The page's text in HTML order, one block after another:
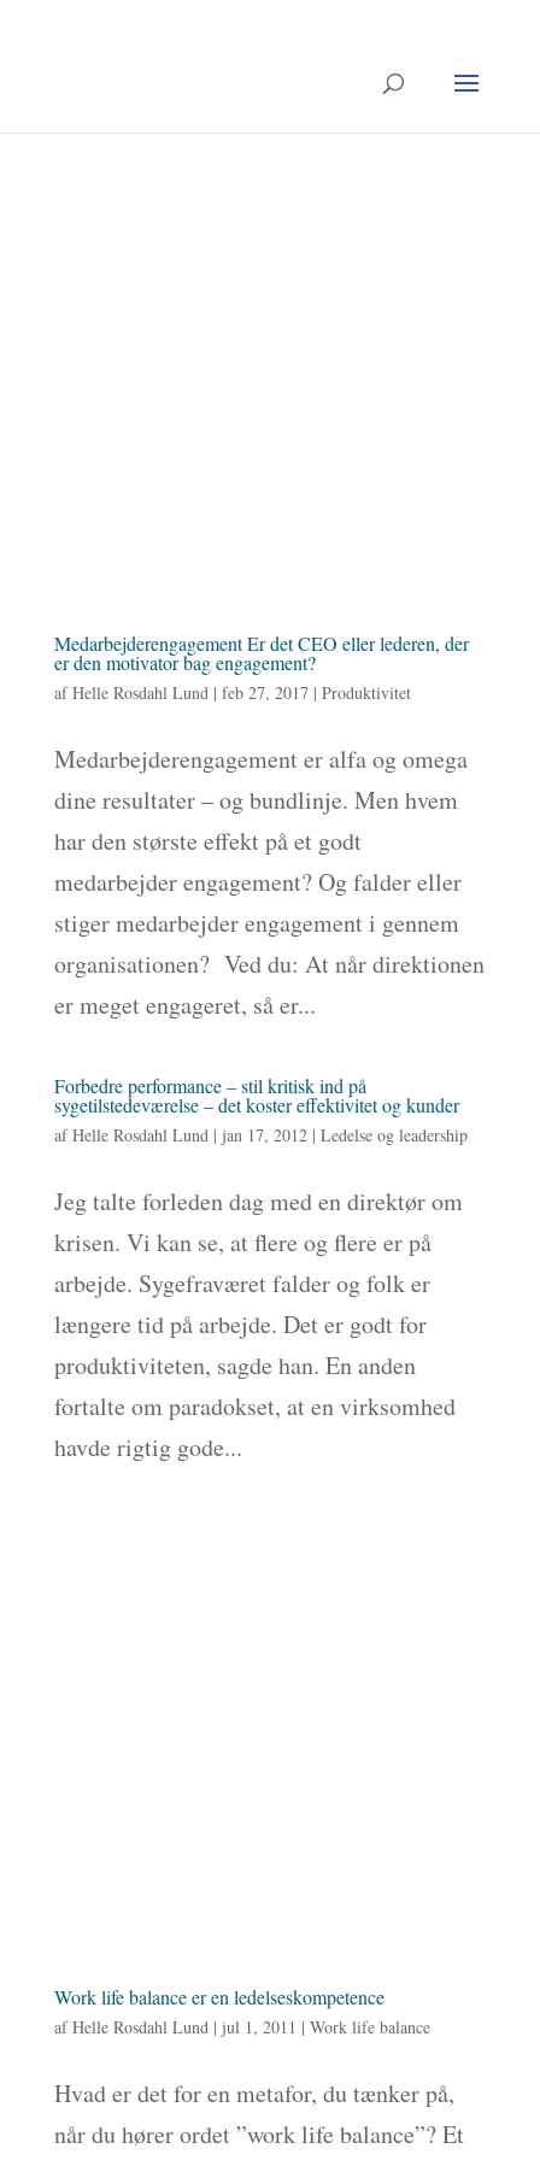
Medarbejderengagement Er det CEO eller lederen, der
er den motivator bag engagement?
afHelle Rosdahl Lund| feb 27, 2017| Produktivitet
Medarbejderengagement er alfa og omega
dine resultater – og bundlinje. Men hvem
har den største effekt på et godt
medarbejder engagement? Og falder eller
stiger medarbejder engagement i gennem
organisationen? Ved du: At når direktionen
er meget engageret, så er...
Forbedre performance – stil kritisk ind på
sygetilstedeværelse – det koster effektivitet og kunder
afHelle Rosdahl Lund| jan 17, 2012| Ledelse og leadership
Jeg talte forleden dag med en direktør om
krisen. Vi kan se, at flere og flere er på
arbejde. Sygefraværet falder og folk er
længere tid på arbejde. Det er godt for
produktiviteten, sagde han. En anden
fortalte om paradokset, at en virksomhed
havde rigtig gode...
Work life balance er en ledelseskompetence
afHelle Rosdahl Lund | jul 1, 2011 | Work life balance
Hvad er det for en metafor, du tænker på,
når du hører ordet ”work life balance”? Et